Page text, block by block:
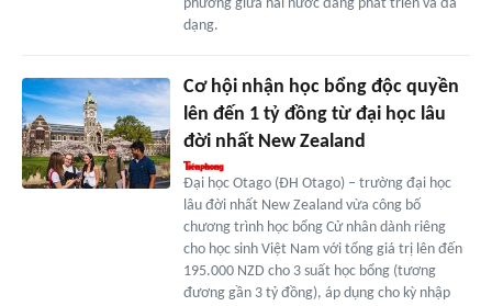
phương giữa hai nước đang phát triển và đa
dạng.
Cơ hội nhận học bổng độc quyền
lên đến 1 tỷ đồng từ đại học lâu
đời nhất New Zealand
Đại học Otago (ĐH Otago) – trường đại học
lâu đời nhất New Zealand vừa công bố
chương trình học bổng Cử nhân dành riêng
cho học sinh Việt Nam với tổng giá trị lên đến
195.000 NZD cho 3 suất học bổng (tương
đương gần 3 tỷ đồng), áp dụng cho kỳ nhập